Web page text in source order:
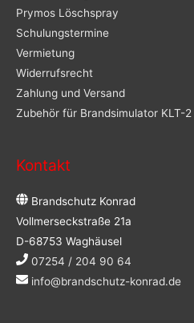
Prymos Löschspray
Schulungstermine
Vermietung
Widerrufsrecht
Zahlung und Versand
Zubehör für Brandsimulator KLT-2
Kontakt
Brandschutz Konrad
Vollmerseckstraße 21a
D-68753 Waghäusel
07254 / 204 90 64
info@brandschutz-konrad.de